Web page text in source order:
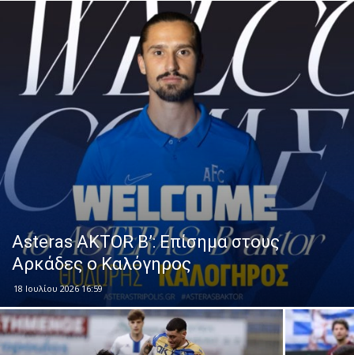
Asteras AKTOR Β’: Επίσημα στους
Αρκάδες ο Καλόγηρος
18 Ιουλίου 2026 16:59